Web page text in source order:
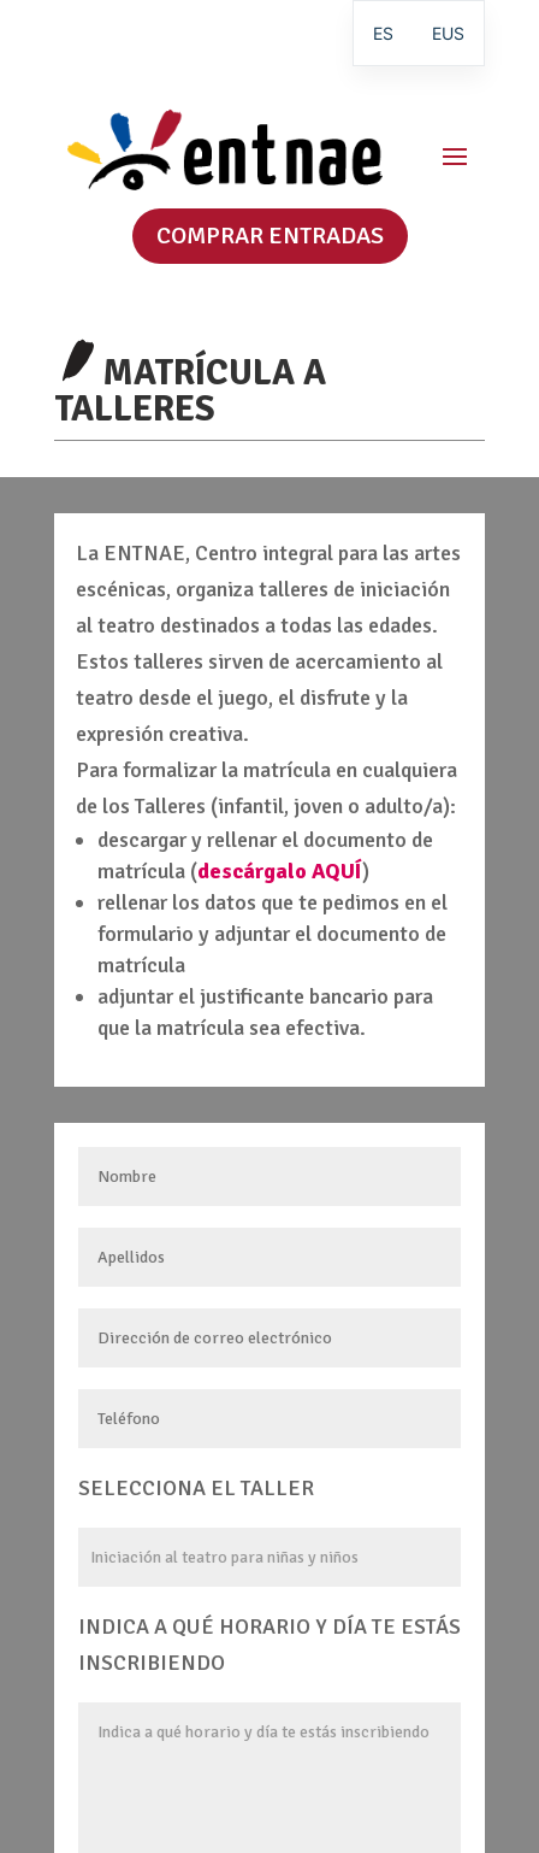
COMPRAR ENTRADAS
MATRÍCULA A
TALLERES
La ENTNAE, Centro integral para las artes
escénicas, organiza talleres de iniciación
al teatro destinados a todas las edades.
Estos talleres sirven de acercamiento al
teatro desde el juego, el disfrute y la
expresión creativa.
Para formalizar la matrícula en cualquiera
de los Talleres (infantil, joven o adulto/a):
descargar y rellenar el documento de
matrícula (descárgalo AQUÍ)
rellenar los datos que te pedimos en el
formulario y adjuntar el documento de
matrícula
adjuntar el justificante bancario para
que la matrícula sea efectiva.
SELECCIONA EL TALLER
INDICA A QUÉ HORARIO Y DÍA TE ESTÁS
INSCRIBIENDO
ES EUS